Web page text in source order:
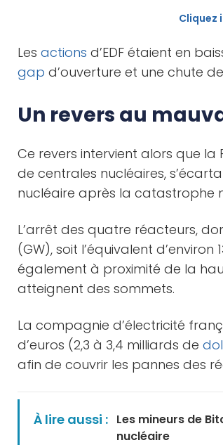
Cliquez
Lesactions d’EDF étaient en
gap d’ouverture et une chute
Un revers au
Ce revers intervient alors que
de centrales nucléaires,
nucléaire après la catastrophe
L’arrêt des quatre réacteurs,
(GW), soit l’équivalent
également à proximité de la
atteignent des sommets.
La compagnie d’électricité
d’euros (2,3 à 3,4 milliards de
afin de couvrir les pannes des
À lire aussi : Les mineurs de
nucléaire